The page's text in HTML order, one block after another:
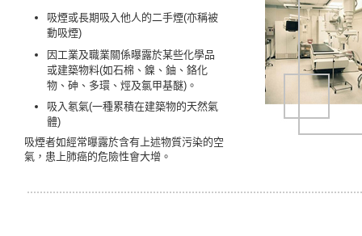
吸煙或長期吸入他人的二手煙(亦稱被
動吸煙)
因工業及職業關係曝露於某些化學品
或建築物料(如石棉、鎳、鈾、鉻化
物、砷、多環、烴及氯甲基醚)。
吸入氡氣(一種累積在建築物的天然氣
體)
吸煙者如經常曝露於含有上述物質污染的空
氣，患上肺癌的危險性會大增。